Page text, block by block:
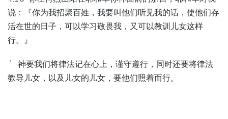
说：『你为我招聚百姓，我要叫他们听见我的话，使他们存
活在世的日子，可以学习敬畏我，又可以教训儿女这样
行。』
´ 神要我们将律法记在心上，谨守遵行，同时还要将律法
教导儿女，以及儿女的儿女，要他们照着而行。